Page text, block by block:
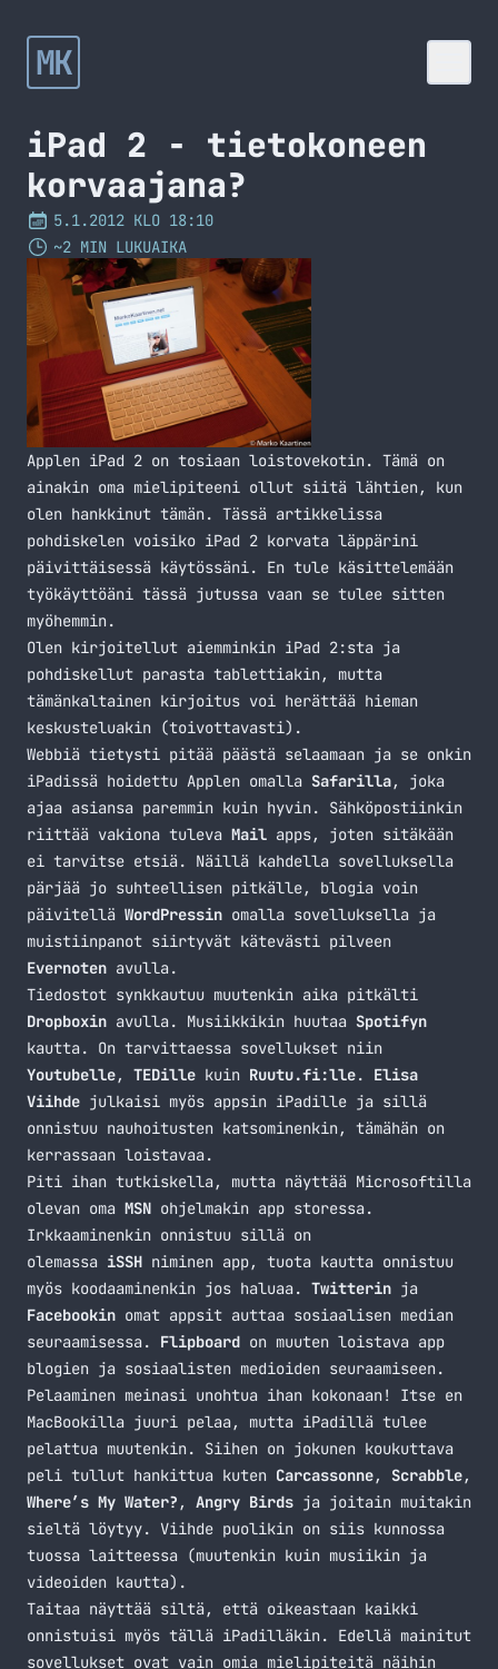
MK
iPad 2 - tietokoneen
korvaajana?
5.1.2012 KLO 18:10
~2 MIN LUKUAIKA
Applen iPad 2 on tosiaan loistovekotin. Tämä on
ainakin oma mielipiteeni ollut siitä lähtien, kun
olen hankkinut tämän. Tässä artikkelissa
pohdiskelen voisiko iPad 2 korvata läppärini
päivittäisessä käytössäni. En tule käsittelemään
työkäyttöäni tässä jutussa vaan se tulee sitten
myöhemmin.
Olen kirjoitellut aiemminkin iPad 2:sta ja
pohdiskellut parasta tablettiakin, mutta
tämänkaltainen kirjoitus voi herättää hieman
keskusteluakin (toivottavasti).
Webbiä tietysti pitää päästä selaamaan ja se onkin
iPadissä hoidettu Applen omalla Safarilla, joka
ajaa asiansa paremmin kuin hyvin. Sähköpostiinkin
riittää vakiona tuleva Mail apps, joten sitäkään
ei tarvitse etsiä. Näillä kahdella sovelluksella
pärjää jo suhteellisen pitkälle, blogia voin
päivitellä WordPressin omalla sovelluksella ja
muistiinpanot siirtyvät kätevästi pilveen
Evernoten avulla.
Tiedostot synkkautuu muutenkin aika pitkälti
Dropboxin avulla. Musiikkikin huutaa Spotifyn
kautta. On tarvittaessa sovellukset niin
Youtubelle, TEDille kuin Ruutu.fi:lle. Elisa
Viihde julkaisi myös appsin iPadille ja sillä
onnistuu nauhoitusten katsominenkin, tämähän on
kerrassaan loistavaa.
Piti ihan tutkiskella, mutta näyttää Microsoftilla
olevan oma MSN ohjelmakin app storessa.
Irkkaaminenkin onnistuu sillä on
olemassa iSSH niminen app, tuota kautta onnistuu
myös koodaaminenkin jos haluaa. Twitterin ja
Facebookin omat appsit auttaa sosiaalisen median
seuraamisessa. Flipboard on muuten loistava app
blogien ja sosiaalisten medioiden seuraamiseen.
Pelaaminen meinasi unohtua ihan kokonaan! Itse en
MacBookilla juuri pelaa, mutta iPadillä tulee
pelattua muutenkin. Siihen on jokunen koukuttava
peli tullut hankittua kuten Carcassonne, Scrabble,
Where’s My Water? , Angry Birds ja joitain muitakin
sieltä löytyy. Viihde puolikin on siis kunnossa
tuossa laitteessa (muutenkin kuin musiikin ja
videoiden kautta).
Taitaa näyttää siltä, että oikeastaan kaikki
onnistuisi myös tällä iPadilläkin. Edellä mainitut
sovellukset ovat vain omia mielipiteitä näihin